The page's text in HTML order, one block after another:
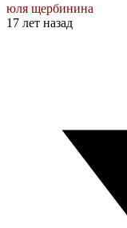
юля щербинина
17 лет назад